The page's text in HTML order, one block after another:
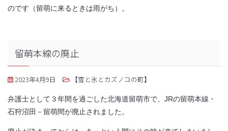
のです（留萌に来るときは雨がち）。
留萌本線の廃止
2023年4月9日 【雪と氷とカズノコの町】
弁護士として３年間を過ごした北海道留萌市で、JRの留萌本線・
石狩沼田－留萌間が廃止されました。